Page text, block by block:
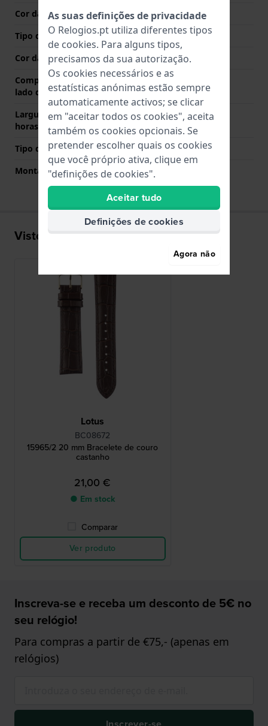
Cor das costuras
Castanho
Tipo de Fecho
Fecho
Cor da fivela
Ouro
Comprimento de banda no
lado das 12 horas
80 mm
Largura de banda lado 6
horas (mm)
115 mm
Tipo de montagem
Pinos de pressão
Montagem Reta
Sim
Visto recentemente
Lotus
BC08672
15965/2 20 mm Bracelete de couro
castanho
21,00 €
● Em stock
Comparar
Ver produto
Inscreva-se e receba um desconto de 5€ no
seu relógio!
Para compras a partir de €75,- (apenas em
relógios)
As suas definições de privacidade
O Relogios.pt utiliza diferentes tipos
de cookies. Para alguns tipos,
precisamos da sua autorização.
Os cookies necessários e as
estatísticas anónimas estão sempre
automaticamente activos; se clicar
em "aceitar todos os cookies", aceita
também os cookies opcionais. Se
pretender escolher quais os cookies
que você próprio ativa, clique em
"definições de cookies".
Aceitar tudo
Definições de cookies
Agora não